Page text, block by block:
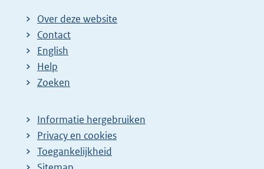
Over deze website
Contact
English
Help
Zoeken
Informatie hergebruiken
Privacy en cookies
Toegankelijkheid